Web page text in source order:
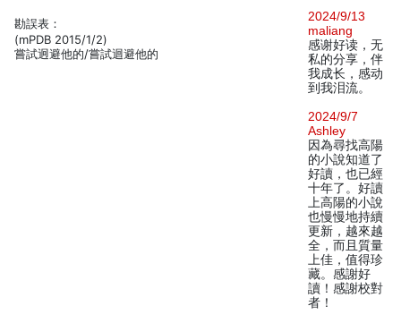
勘誤表：
(mPDB 2015/1/2)
嘗試迥避他的/嘗試迴避他的
2024/9/13
maliang
感谢好读，无
私的分享，伴
我成长，感动
到我泪流。
2024/9/7
Ashley
因為尋找高陽
的小說知道了
好讀，也已經
十年了。好讀
上高陽的小說
也慢慢地持續
更新，越來越
全，而且質量
上佳，值得珍
藏。感謝好
讀！感謝校對
者！